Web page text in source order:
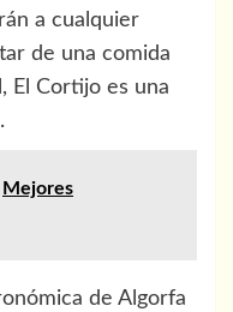
a cualquier
de una comida
El Cortijo es una
Mejores
de Algorfa